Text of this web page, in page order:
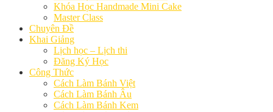
Khóa Học Handmade Mini Cake
Master Class
Chuyên Đề
Khai Giảng
Lịch học – Lịch thi
Đăng Ký Học
Công Thức
Cách Làm Bánh Việt
Cách Làm Bánh Âu
Cách Làm Bánh Kem